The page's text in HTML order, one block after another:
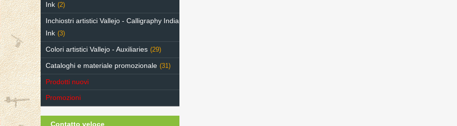
Ink (2)
Inchiostri artistici Vallejo - Calligraphy India
Ink (3)
Colori artistici Vallejo - Auxiliaries (29)
Cataloghi e materiale promozionale (31)
Prodotti nuovi
Promozioni
Contatto veloce